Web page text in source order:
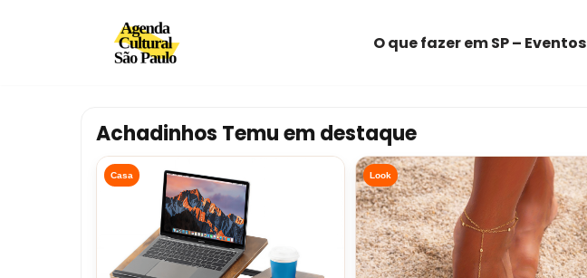
O que fazer em SP – Eventos
Achadinhos Temu em destaque
Casa Look